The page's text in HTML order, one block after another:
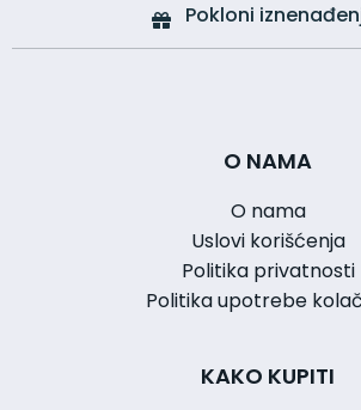
Pokloni
O NAMA
O nama
Uslovi korišćenja
Politika privatnosti
Politika upotrebe
KAKO KUPITI